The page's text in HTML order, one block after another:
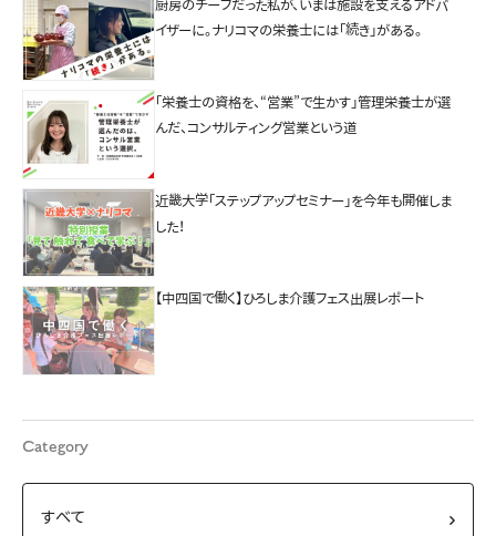
厨房のチーフだった私が、いまは施設を支えるアドバ
イザーに。ナリコマの栄養士には「続き」がある。
「栄養士の資格を、“営業”で生かす」管理栄養士が選
んだ、コンサルティング営業という道
近畿大学「ステップアップセミナー」を今年も開催しま
した！
【中四国で働く】ひろしま介護フェス出展レポート
Category